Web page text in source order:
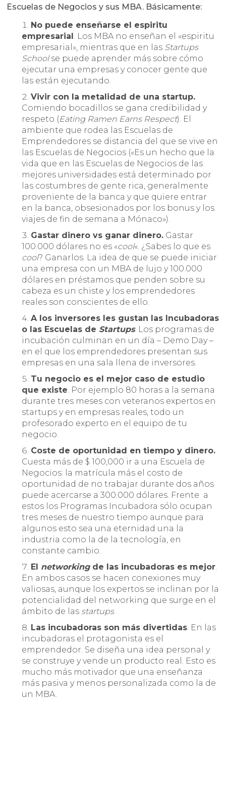
Escuelas de Negocios y sus MBA. Básicamente:
No puede enseñarse el espiritu
empresarial . Los MBA no enseñan el «espiritu
empresarial», mientras que en las Startups
Schoolse puede aprender más sobre cómo
ejecutar una empresas y conocer gente que
las están ejecutando.
Vivir con la metalidad de una startup.
Comiendo bocadillos se gana credibilidad y
respeto (Eating Ramen Earns Respect). El
ambiente que rodea las Escuelas de
Emprendedores se distancia del que se vive en
las Escuelas de Negocios («Es un hecho que la
vida que en las Escuelas de Negocios de las
mejores universidades está determinado por
las costumbres de gente rica, generalmente
proveniente de la banca y que quiere entrar
en la banca, obsesionados por los bonus y los
viajes de fin de semana a Mónaco»).
Gastar dinero vs ganar dinero. Gastar
100.000 dólares no es «cool«. ¿Sabes lo que es
cool? Ganarlos. La idea de que se puede iniciar
una empresa con un MBA de lujo y 100.000
dólares en préstamos que penden sobre su
cabeza es un chiste y los emprendedores
reales son conscientes de ello.
A los inversores les gustan las Incubadoras
o las Escuelas de Startups. Los programas de
incubación culminan en un día – Demo Day –
en el que los emprendedores presentan sus
empresas en una sala llena de inversores.
Tu negocio es el mejor caso de estudio
que existe. Por ejemplo 80 horas a la semana
durante tres meses con veteranos expertos en
startups y en empresas reales, todo un
profesorado experto en el equipo de tu
negocio.
Coste de oportunidad en tiempo y dinero.
Cuesta más de $ 100,000 ir a una Escuela de
Negocios: la matrícula más el costo de
oportunidad de no trabajar durante dos años
puede acercarse a 300.000 dólares. Frente a
estos los Programas Incubadora sólo ocupan
tres meses de nuestro tiempo aunque para
algunos esto sea una eternidad una la
industria como la de la tecnología, en
constante cambio.
El networkingde las incubadoras es mejor.
En ambos casos se hacen conexiones muy
valiosas, aunque los expertos se inclinan por la
potencialidad del networking que surge en el
ámbito de las startups.
Las incubadoras son más divertidas. En las
incubadoras el protagonista es el
emprendedor. Se diseña una idea personal y
se construye y vende un producto real. Esto es
mucho más motivador que una enseñanza
más pasiva y menos personalizada como la de
un MBA.